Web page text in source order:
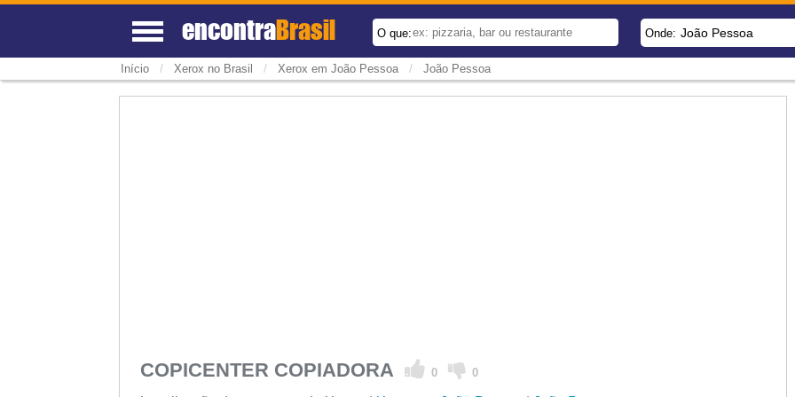
encontraBrasil O que: Onde: João Pessoa
Início / Xerox no Brasil / Xerox em João Pessoa / João Pessoa
COPICENTER COPIADORA 0 0